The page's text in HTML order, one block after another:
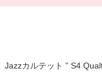
カルテット ” S4